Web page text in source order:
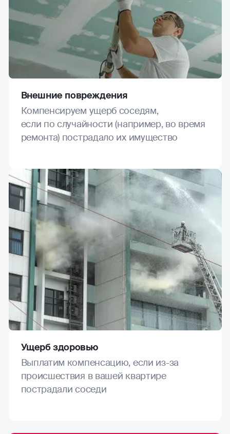
Внешние повреждения
Компенсируем ущерб соседям,
если по случайности (например, во время
ремонта) пострадало их имущество
Ущерб здоровью
Выплатим компенсацию, если из-за
происшествия в вашей квартире
пострадали соседи